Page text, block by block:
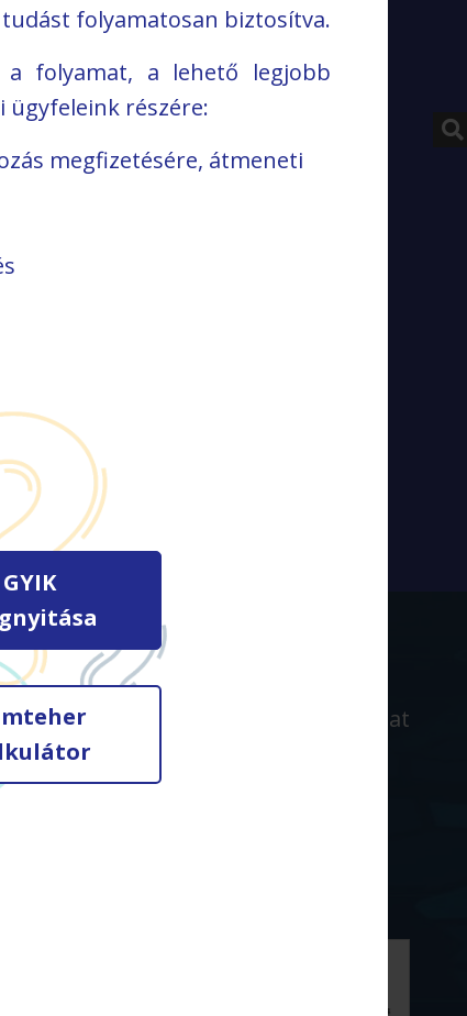
folyamatosan biztosítva.
a folyamat, a lehető legjobb
ügyfeleink részére:
megfizetésére, átmeneti
GYIK
Szolgáltatások Kapcsolat